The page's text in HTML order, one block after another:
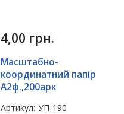
4,00 грн.
Масштабно-
координатний папір
А2ф.,200арк
Артикул: УП-190